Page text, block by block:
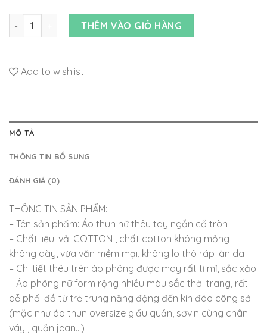
Áo thun nữ thêu freesize cotton oversize tay ngắn BABY số
THÊM VÀO GIỎ HÀNG
Add to wishlist
MÔ TẢ
THÔNG TIN BỔ SUNG
ĐÁNH GIÁ (0)
THÔNG TIN SẢN PHẨM:
– Tên sản phẩm: Áo thun nữ thêu tay ngắn cổ tròn
– Chất liệu: vải COTTON , chất cotton không mỏng
không dày, vừa vặn mềm mại, không lo thô ráp làn da
– Chi tiết thêu trên áo phông được may rất tỉ mỉ, sắc xảo
– Áo phông nữ form rộng nhiều màu sắc thời trang, rất
dễ phối đồ từ trẻ trung năng động đến kín đáo công sở
(mặc như áo thun oversize giấu quần, sơvin cùng chân
váy , quần jean…)